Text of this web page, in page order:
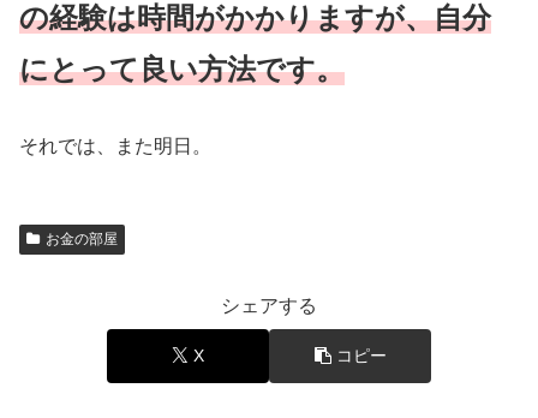
の経験は時間がかかりますが、自分
にとって良い方法です。
それでは、また明日。
お金の部屋
シェアする
X コピー